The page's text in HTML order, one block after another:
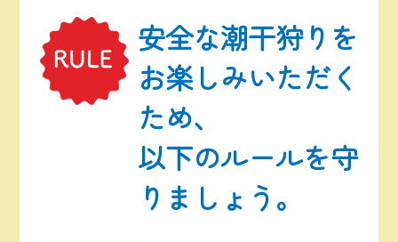
安全な潮干狩りを
お楽しみいただく
ため、
以下のルールを守
りましょう。